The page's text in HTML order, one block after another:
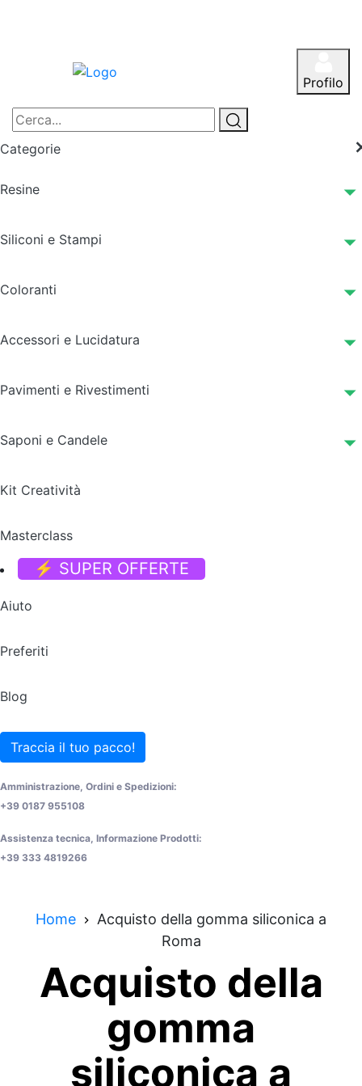
Profilo
Categorie
Resine
Siliconi e Stampi
Coloranti
Accessori e Lucidatura
Pavimenti e Rivestimenti
Saponi e Candele
Kit Creatività
Masterclass
⚡ SUPER OFFERTE
Aiuto
Preferiti
Blog
Traccia il tuo pacco!
Amministrazione, Ordini e Spedizioni:
+39 0187 955108
Assistenza tecnica, Informazione Prodotti:
+39 333 4819266
Home
Acquisto della gomma siliconica a
Roma
Acquisto della
gomma
siliconica a